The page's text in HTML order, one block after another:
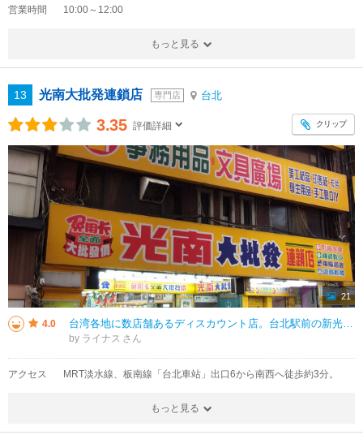
営業時間 10:00～12:00
もっと見る
13 光南大批発連鎖店 専門店 台北
3.35 評価詳細 クリップ
21
4.0 台湾各地に数店舗あるディスカウント店。台北駅前の新光三越の裏にもあるので観光客にも便利かも。 腕時計、パソコン周辺機器、DVDソフト、文房具が充実。土産物になりそうなら菓子類もそれなりにある。 店は勝立生活百貨よりは洒
by ライナス
アクセス MRT淡水線、板南線「台北車站」出口6から南西へ徒歩約3分。
もっと見る